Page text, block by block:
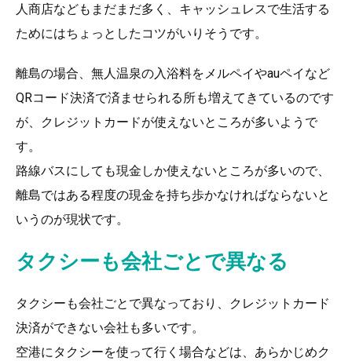
人商店などもまだまだ多く、キャッシュレスで生活する
ためにはちょっとしたコツがいりそうです。
離島の場合、無人温泉の入浴料をメルペイやauペイなど
QRコード決済で済ませられる所も増えてきているのです
が、クレジットカードが使えないところが多いようで
す。
路線バスにしても現金しか使えないところが多いので、
離島ではある程度の現金を持ち歩かなければならないと
いうのが現状です。
タクシーも会社ごとで異なる
タクシーも会社ごとで異なっており、クレジットカード
決済ができない会社も多いです。
空港にタクシーを使って行く場合などは、あらかじめク